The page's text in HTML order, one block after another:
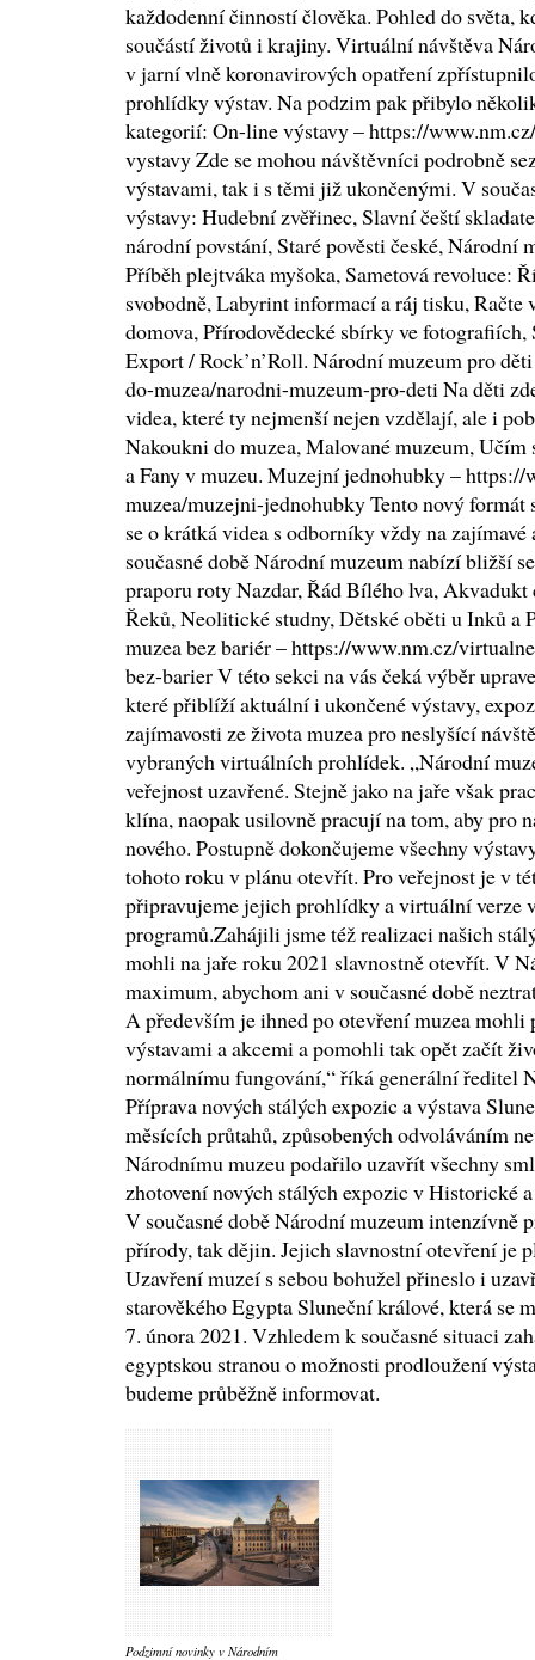
každodenní činností člověka. Pohled do světa,
součástí životů i krajiny. Virtuální návštěva
v jarní vlně koronavirových opatření
prohlídky výstav. Na podzim pak přibylo
kategorií: On-line výstavy – https://
vystavy Zde se mohou návštěvníci podrobně
výstavami, tak i s těmi již ukončenými. V
výstavy: Hudební zvěřinec, Slavní čeští
národní povstání, Staré pověsti české, Národní
Příběh plejtváka myšoka, Sametová revoluce:
svobodně, Labyrint informací a ráj tisku,
domova, Přírodovědecké sbírky ve
Export / Rock’n’Roll. Národní muzeum pro
do-muzea/narodni-muzeum-pro-deti Na děti
videa, které ty nejmenší nejen vzdělají, ale i
Nakoukni do muzea, Malované muzeum, Učím
a Fany v muzeu. Muzejní jednohubky –
muzea/muzejni-jednohubky Tento nový formát
se o krátká videa s odborníky vždy na
současné době Národní muzeum nabízí bližší
praporu roty Nazdar, Řád Bílého lva, Akvadukt
Řeků, Neolitické studny, Dětské oběti u Inků a
muzea bez bariér – https://www.nm.cz/
bez-barier V této sekci na vás čeká výběr
které přiblíží aktuální i ukončené výstavy,
zajímavosti ze života muzea pro neslyšící
vybraných virtuálních prohlídek. „Národní
veřejnost uzavřené. Stejně jako na jaře však
klína, naopak usilovně pracují na tom, aby pro
nového. Postupně dokončujeme všechny
tohoto roku v plánu otevřít. Pro veřejnost je v
připravujeme jejich prohlídky a virtuální verze
programů.Zahájili jsme též realizaci našich
mohli na jaře roku 2021 slavnostně otevřít. V
maximum, abychom ani v současné době
A především je ihned po otevření muzea
výstavami a akcemi a pomohli tak opět začít
normálnímu fungování,“ říká generální ředitel
Příprava nových stálých expozic a výstava
měsících průtahů, způsobených odvoláváním
Národnímu muzeu podařilo uzavřít všechny
zhotovení nových stálých expozic v Historické
V současné době Národní muzeum intenzívně
přírody, tak dějin. Jejich slavnostní otevření je
Uzavření muzeí s sebou bohužel přineslo i
starověkého Egypta Sluneční králové, která se
7. února 2021. Vzhledem k současné situaci
egyptskou stranou o možnosti prodloužení
budeme průběžně informovat.
Podzimní novinky v Národním